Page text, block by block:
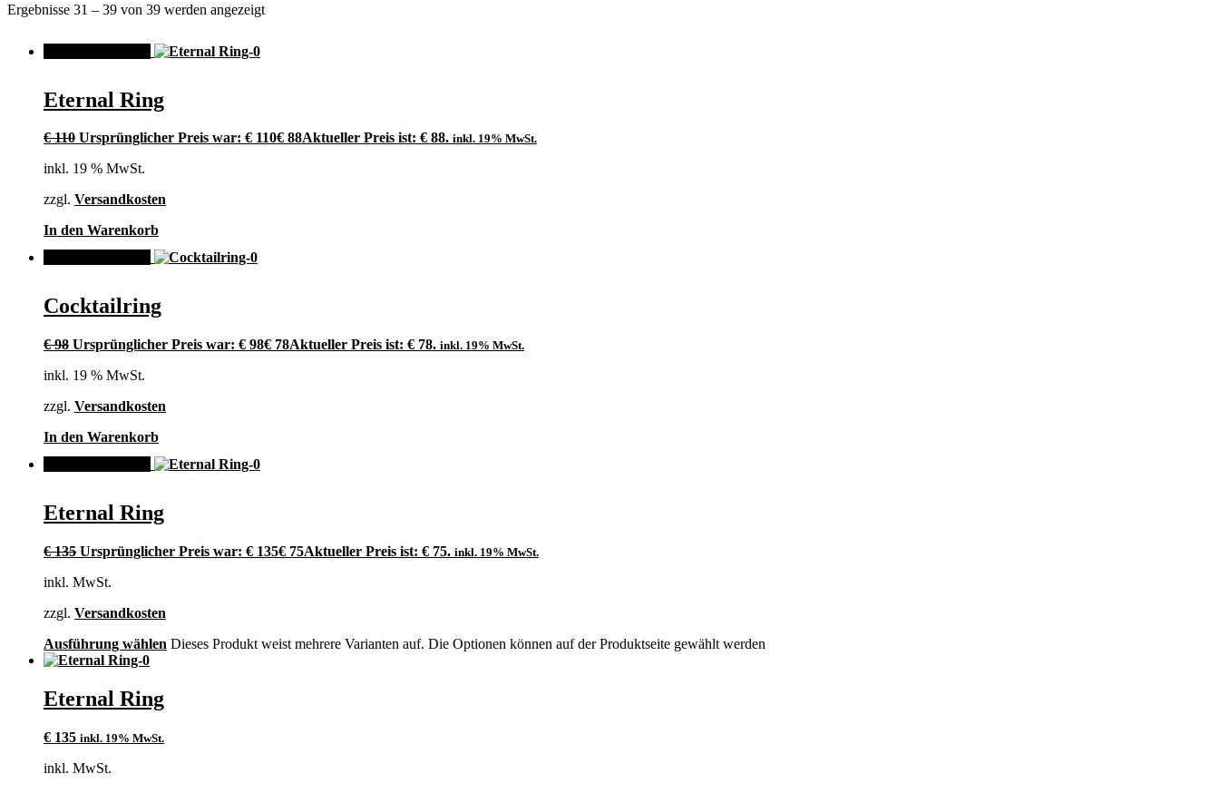
Ergebnisse 31 – 39 von 39 werden angezeigt
Eternal Ring
€110 Ursprünglicher Preis war: € 110€ 88Aktueller Preis ist: € 88. inkl. 19% MwSt.
inkl. 19 % MwSt.
zzgl. Versandkosten
In den Warenkorb
Cocktailring
€98 Ursprünglicher Preis war: € 98€ 78Aktueller Preis ist: € 78. inkl. 19% MwSt.
inkl. 19 % MwSt.
zzgl. Versandkosten
In den Warenkorb
Eternal Ring
€135 Ursprünglicher Preis war: € 135€ 75Aktueller Preis ist: € 75. inkl. 19% MwSt.
inkl. MwSt.
zzgl. Versandkosten
Ausführung wählen Dieses Produkt weist mehrere Varianten auf. Die Optionen können auf der Produktseite gewählt werden
Eternal Ring
€ 135 inkl. 19% MwSt.
inkl. MwSt.